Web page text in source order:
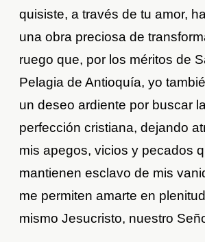
quisiste, a través de tu amor,
una obra preciosa de
ruego que, por los méritos de
Pelagia de Antioquía, yo
un deseo ardiente por buscar la
perfección cristiana, dejando
mis apegos, vicios y pecados
mantienen esclavo de mis
me permiten amarte en
mismo Jesucristo, nuestro